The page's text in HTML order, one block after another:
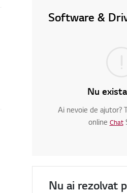
Software &
Nu
Ai nevoie de ajutor?
online Chat
Nu ai rezolvat